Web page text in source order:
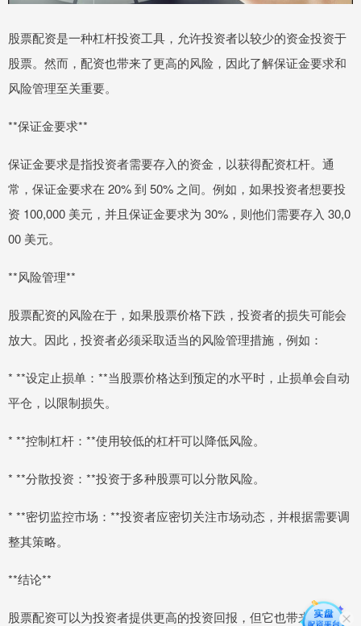
股票配资是一种杠杆投资工具，允许投资者以较少的资金投资于
股票。然而，配资也带来了更高的风险，因此了解保证金要求和
风险管理至关重要。
**保证金要求**
保证金要求是指投资者需要存入的资金，以获得配资杠杆。通
常，保证金要求在 20% 到 50% 之间。例如，如果投资者想要投
资 100,000 美元，并且保证金要求为 30%，则他们需要存入 30,0
00 美元。
**风险管理**
股票配资的风险在于，如果股票价格下跌，投资者的损失可能会
放大。因此，投资者必须采取适当的风险管理措施，例如：
* **设定止损单：**当股票价格达到预定的水平时，止损单会自动
平仓，以限制损失。
* **控制杠杆：**使用较低的杠杆可以降低风险。
* **分散投资：**投资于多种股票可以分散风险。
* **密切监控市场：**投资者应密切关注市场动态，并根据需要调
整其策略。
**结论**
股票配资可以为投资者提供更高的投资回报，但它也带来了更高